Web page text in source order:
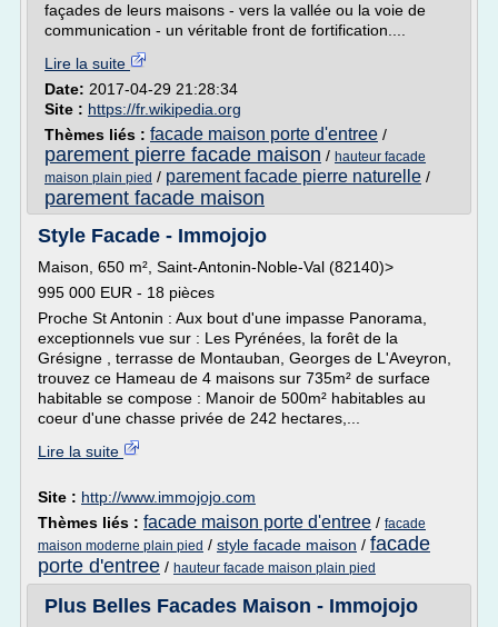
façades de leurs maisons - vers la vallée ou la voie de
communication - un véritable front de fortification....
Lire la suite
Date: 2017-04-29 21:28:34
Site : https://fr.wikipedia.org
Thèmes liés : facade maison porte d'entree /
parement pierre facade maison / hauteur facade
maison plain pied / parement facade pierre naturelle /
parement facade maison
Style Facade - Immojojo
Maison, 650 m², Saint-Antonin-Noble-Val (82140)>
995 000 EUR - 18 pièces
Proche St Antonin : Aux bout d'une impasse Panorama,
exceptionnels vue sur : Les Pyrénées, la forêt de la
Grésigne , terrasse de Montauban, Georges de L'Aveyron,
trouvez ce Hameau de 4 maisons sur 735m² de surface
habitable se compose : Manoir de 500m² habitables au
coeur d'une chasse privée de 242 hectares,...
Lire la suite
Site : http://www.immojojo.com
Thèmes liés : facade maison porte d'entree / facade
maison moderne plain pied / style facade maison / facade
porte d'entree / hauteur facade maison plain pied
Plus Belles Facades Maison - Immojojo